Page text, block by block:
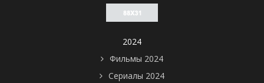
2024
Фильмы 2024
Сериалы 2024